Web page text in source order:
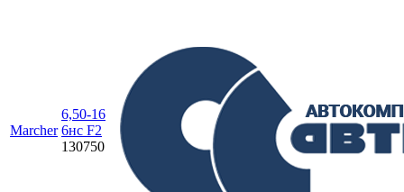
Marcher
6,50-16
6нс F2
130750